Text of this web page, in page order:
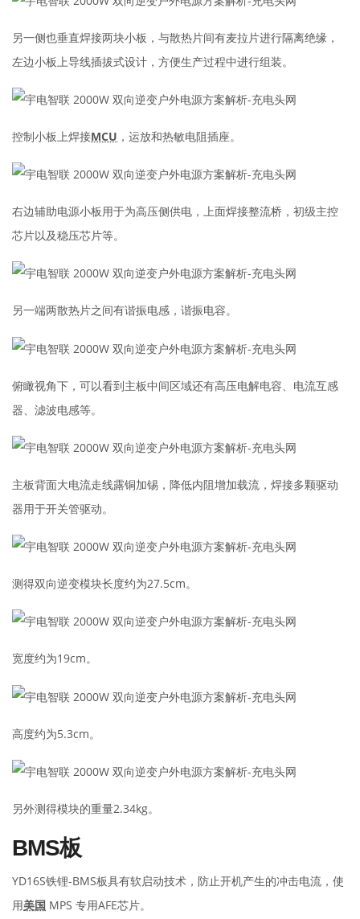
另一侧也垂直焊接两块小板，与散热片间有麦拉片进行隔离绝缘，
左边小板上导线插拔式设计，方便生产过程中进行组装。
控制小板上焊接MCU ，运放和热敏电阻插座。
右边辅助电源小板用于为高压侧供电，上面焊接整流桥，初级主控
芯片以及稳压芯片等。
另一端两散热片之间有谐振电感，谐振电容。
俯瞰视角下，可以看到主板中间区域还有高压电解电容、电流互感
器、滤波电感等。
主板背面大电流走线露铜加锡，降低内阻增加载流，焊接多颗驱动
器用于开关管驱动。
测得双向逆变模块长度约为27.5cm。
宽度约为19cm。
高度约为5.3cm。
另外测得模块的重量2.34kg。
BMS板
YD16S铁锂-BMS板具有软启动技术，防止开机产生的冲击电流，使
用美国 MPS 专用AFE芯片。